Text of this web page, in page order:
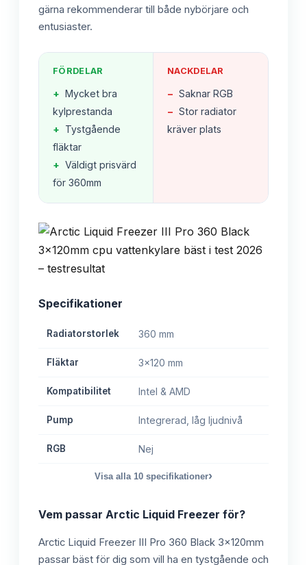
gärna rekommenderar till både nybörjare och
entusiaster.
FÖRDELAR
+ Mycket bra
kylprestanda
+ Tystgående
fläktar
+ Väldigt prisvärd
för 360mm
NACKDELAR
− Saknar RGB
− Stor radiator
kräver plats
Specifikationer
Radiatorstorlek 360 mm
Fläktar 3x120 mm
Kompatibilitet Intel & AMD
Pump Integrerad, låg ljudnivå
RGB Nej
Visa alla 10 specifikationer›
Vem passar Arctic Liquid Freezer för?
Arctic Liquid Freezer III Pro 360 Black 3x120mm
passar bäst för dig som vill ha en tystgående och